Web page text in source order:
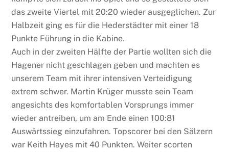
das zweite Viertel mit 20:20 wieder ausgeglichen. Zur
Halbzeit ging es für die Hederstädter mit einer 18
Punkte Führung in die Kabine.
Auch in der zweiten Hälfte der Partie wollten sich die
Hagener nicht geschlagen geben und machten es
unserem Team mit ihrer intensiven Verteidigung
extrem schwer. Martin Krüger musste sein Team
angesichts des komfortablen Vorsprungs immer
wieder antreiben, um am Ende einen 100:81
Auswärtssieg einzufahren. Topscorer bei den Sälzern
war Keith Hayes mit 40 Punkten. Weiter scorten